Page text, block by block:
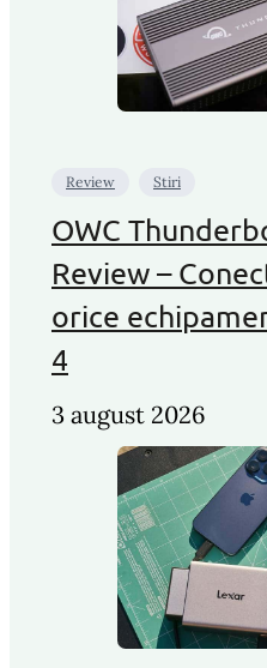
Review Stiri
OWC
Review –
orice
4
3 august 2026